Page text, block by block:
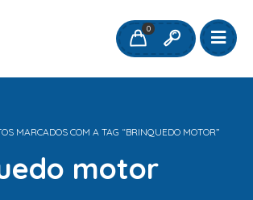
0
MARCADOS COM A TAG “BRINQUEDO MOTOR”
motor